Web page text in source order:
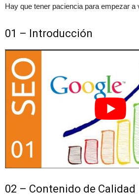
Hay que tener paciencia para empezar a
01 – Introducción
02 – Contenido de Calidad